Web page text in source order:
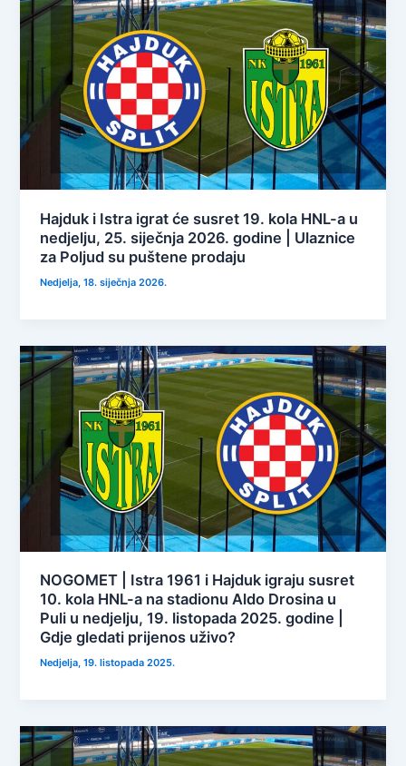
Hajduk i Istra igrat će susret 19. kola HNL-a u
nedjelju, 25. siječnja 2026. godine | Ulaznice
za Poljud su puštene prodaju
Nedjelja, 18. siječnja 2026.
NOGOMET | Istra 1961 i Hajduk igraju susret
10. kola HNL-a na stadionu Aldo Drosina u
Puli u nedjelju, 19. listopada 2025. godine |
Gdje gledati prijenos uživo?
Nedjelja, 19. listopada 2025.